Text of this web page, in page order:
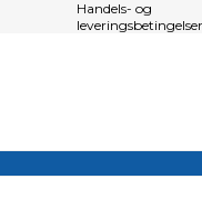
Handels- og
leveringsbetingelser